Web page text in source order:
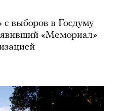
с выборов в Госдуму
«Мемориал»